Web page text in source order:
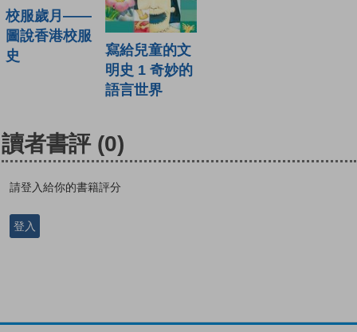
校服歲月——
圖說香港校服
史
寫給兒童的文
明史 1 奇妙的
語言世界
讀者書評 (0)
請登入給你的書籍評分
登入